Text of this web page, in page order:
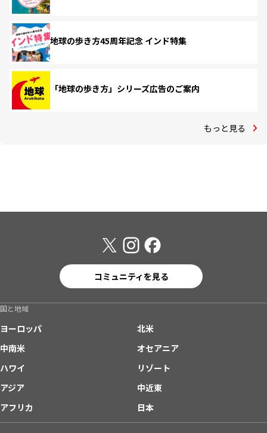
地球の歩き方45周年記念 インド特集
「地球の歩き方」シリーズ広告のご案内
もっと見る
コミュニティを見る
国と地域
ヨーロッパ
北米
中南米
オセアニア
ハワイ
リゾート
アジア
中近東
アフリカ
日本